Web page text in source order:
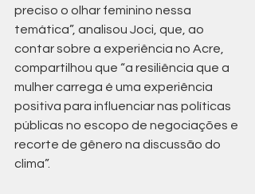
preciso o olhar feminino nessa
temática”, analisou Joci, que, ao
contar sobre a experiência no Acre,
compartilhou que “a resiliência que a
mulher carrega é uma experiência
positiva para influenciar nas políticas
públicas no escopo de negociações e
recorte de gênero na discussão do
clima”.